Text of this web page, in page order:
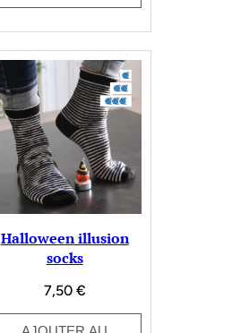
Halloween illusion
socks
7,50 €